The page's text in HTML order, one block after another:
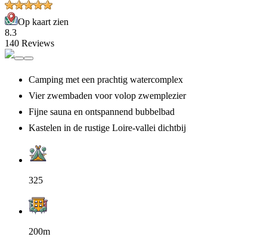
Op kaart zien
8.3
140 Reviews
Camping met een prachtig watercomplex
Vier zwembaden voor volop zwemplezier
Fijne sauna en ontspannend bubbelbad
Kastelen in de rustige Loire-vallei dichtbij
325
200m